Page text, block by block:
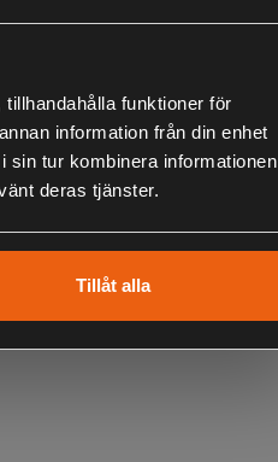
funktioner för
information från din enhet
sin tur kombinera informationen
deras tjänster.
Tillåt alla